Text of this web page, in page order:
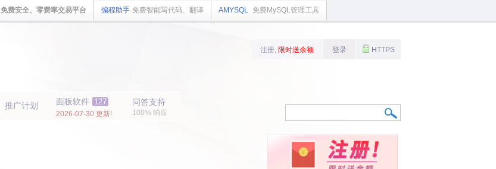
免费安全、零费率交易平台 编程助手 免费智能写代码、翻译 AMYSQL 免费MySQL管理工具
推广计划 面板软件 127
2026-07-30 更新!
问答支持
100% 响应
注册, 限时送余额 登录 HTTPS